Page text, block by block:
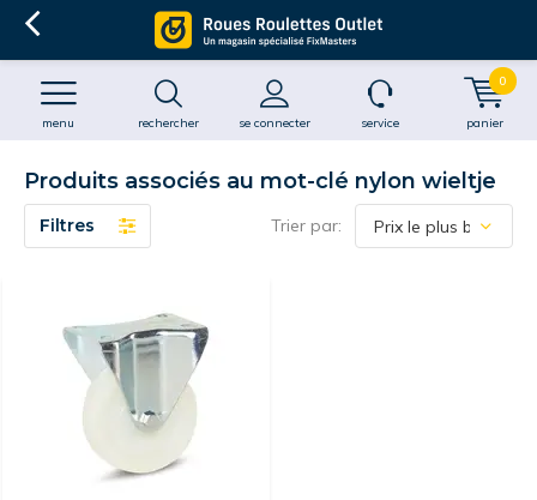
rechercher se connecter
menu service panier
0
Produits associés au mot-clé nylon wieltje
Filtres Trier par: